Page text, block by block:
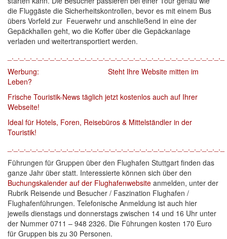
die Fluggäste die Sicherheitskontrollen, bevor es mit einem Bus
übers Vorfeld zur Feuerwehr und anschließend in eine der
Gepäckhallen geht, wo die Koffer über die Gepäckanlage
verladen und weitertransportiert werden.
_._._._._._._._._._._._._._._._._._._._._._._._._._._._._._._._._._._._
Werbung: Steht Ihre Website mitten im
Leben?
Frische Touristik-News täglich jetzt kostenlos auch auf Ihrer
Webseite!
Ideal für Hotels, Foren, Reisebüros & Mittelständler in der
Touristik!
_._._._._._._._._._._._._._._._._._._._._._._._._._._._._._._._._._._._
Führungen für Gruppen über den Flughafen Stuttgart finden das
ganze Jahr über statt. Interessierte können sich über den
Buchungskalender auf der Flughafenwebsite anmelden, unter der
Rubrik Reisende und Besucher / Faszination Flughafen /
Flughafenführungen. Telefonische Anmeldung ist auch hier
jeweils dienstags und donnerstags zwischen 14 und 16 Uhr unter
der Nummer 0711 – 948 2326. Die Führungen kosten 170 Euro
für Gruppen bis zu 30 Personen.